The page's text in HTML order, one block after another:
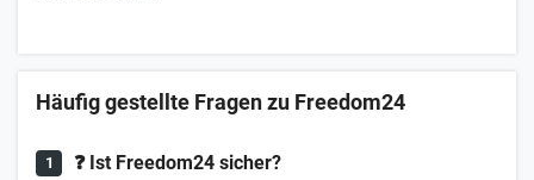
Häufig gestellte Fragen zu Freedom24
❓ Ist Freedom24 sicher?